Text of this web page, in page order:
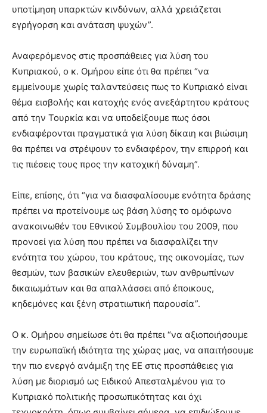
υποτίμηση υπαρκτών κινδύνων, αλλά χρειάζεται
εγρήγορση και ανάταση ψυχών”.
Αναφερόμενος στις προσπάθειες για λύση του
Κυπριακού, ο κ. Ομήρου είπε ότι θα πρέπει “να
εμμείνουμε χωρίς ταλαντεύσεις πως το Κυπριακό είναι
θέμα εισβολής και κατοχής ενός ανεξάρτητου κράτους
από την Τουρκία και να υποδείξουμε πως όσοι
ενδιαφέρονται πραγματικά για λύση δίκαιη και βιώσιμη
θα πρέπει να στρέψουν το ενδιαφέρον, την επιρροή και
τις πιέσεις τους προς την κατοχική δύναμη”.
Είπε, επίσης, ότι “για να διασφαλίσουμε ενότητα δράσης
πρέπει να προτείνουμε ως βάση λύσης το ομόφωνο
ανακοινωθέν του Εθνικού Συμβουλίου του 2009, που
προνοεί για λύση που πρέπει να διασφαλίζει την
ενότητα του χώρου, του κράτους, της οικονομίας, των
θεσμών, των βασικών ελευθεριών, των ανθρωπίνων
δικαιωμάτων και θα απαλλάσσει από έποικους,
κηδεμόνες και ξένη στρατιωτική παρουσία”.
Ο κ. Ομήρου σημείωσε ότι θα πρέπει “να αξιοποιήσουμε
την ευρωπαϊκή ιδιότητα της χώρας μας, να απαιτήσουμε
την πιο ενεργό ανάμιξη της ΕΕ στις προσπάθειες για
λύση με διορισμό ως Ειδικού Απεσταλμένου για το
Κυπριακό πολιτικής προσωπικότητας και όχι